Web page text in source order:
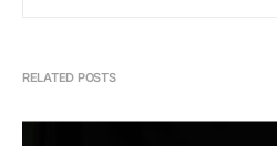
RELATED POSTS